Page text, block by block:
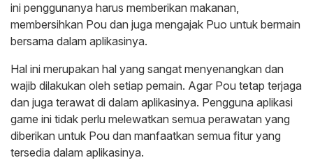
ini penggunanya harus memberikan makanan,
membersihkan Pou dan juga mengajak Puo untuk bermain
bersama dalam aplikasinya.
Hal ini merupakan hal yang sangat menyenangkan dan
wajib dilakukan oleh setiap pemain. Agar Pou tetap terjaga
dan juga terawat di dalam aplikasinya. Pengguna aplikasi
game ini tidak perlu melewatkan semua perawatan yang
diberikan untuk Pou dan manfaatkan semua fitur yang
tersedia dalam aplikasinya.